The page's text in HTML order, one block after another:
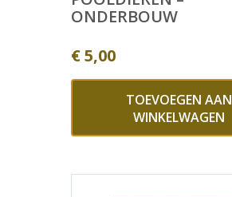
ONDERBOUW
€5,00
TOEVOEGEN AAN
WINKELWAGEN